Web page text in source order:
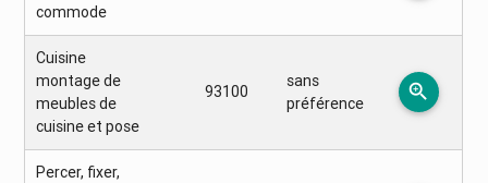
commode
Cuisine
montage de
meubles de
cuisine et pose
93100
sans
préférence
zoom_in
Percer, fixer,